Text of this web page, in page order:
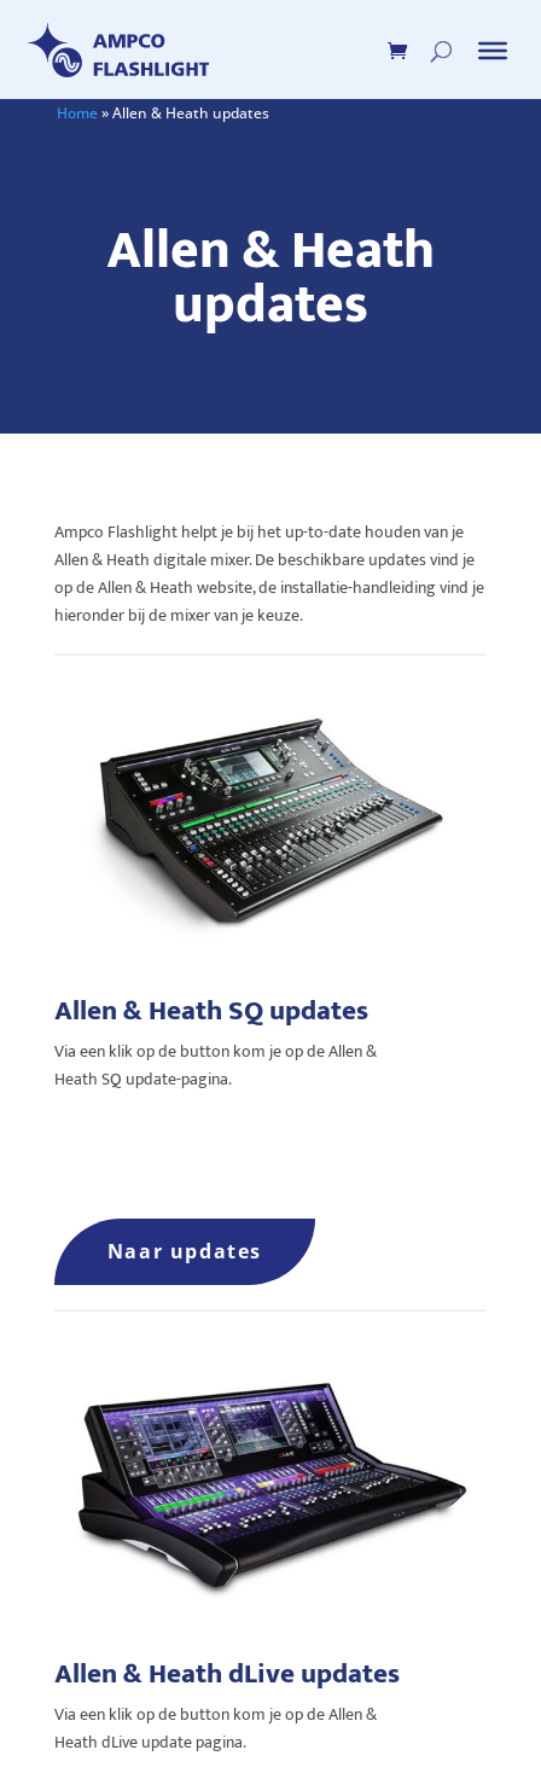
Home»Allen & Heath updates
Allen & Heath
updates
Ampco Flashlight helpt je bij het up-to-date houden van je
Allen & Heath digitale mixer. De beschikbare updates vind je
op de Allen & Heath website, de installatie-handleiding vind je
hieronder bij de mixer van je keuze.
Allen & Heath SQ updates
Via een klik op de button kom je op de Allen &
Heath SQ update-pagina.
Naar updates
Allen & Heath dLive updates
Via een klik op de button kom je op de Allen &
Heath dLive update pagina.